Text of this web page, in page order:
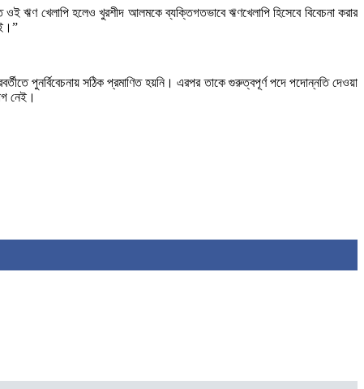
ওই ঋণ খেলাপি হলেও খুরশীদ আলমকে ব্যক্তিগতভাবে ঋণখেলাপি হিসেবে বিবেচনা করার
পুনর্বিবেচনায় সঠিক প্রমাণিত হয়নি। এরপর তাকে গুরুত্বপূর্ণ পদে পদোন্নতি দেওয়া
নেই।